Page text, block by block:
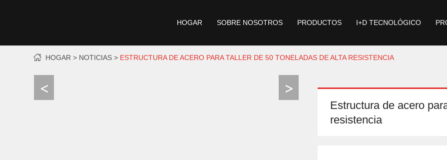
HOGAR SOBRE NOSOTROS PRODUCTOS I+D TECNOLÓGICO
HOGAR NOTICIAS ESTRUCTURA DE ACERO PARA TALLER DE 50 TONELADAS DE ALTA RESISTENCIA
Estructura de acero
resistencia